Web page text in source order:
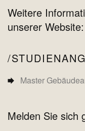
Weitere
unserer Website:
Master
Melden Sie sich